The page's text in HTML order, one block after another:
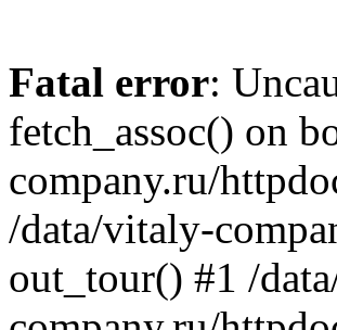
Fatal error:
fetch_assoc() on
company.ru/
/data/vitaly-
out_tour() #1 /